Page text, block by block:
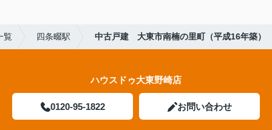
覧 四条畷駅 中古戸建 大東市南楠の里町（平成16年築）
ハウスドゥ大東野崎店
0120-95-1822 お問い合わせ